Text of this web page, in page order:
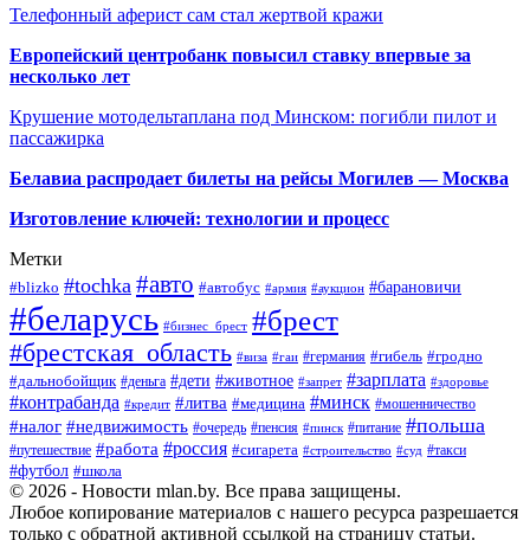
Телефонный аферист сам стал жертвой кражи
Европейский центробанк повысил ставку впервые за
несколько лет
Крушение мотодельтаплана под Минском: погибли пилот и
пассажирка
Белавиа распродает билеты на рейсы Могилев — Москва
Изготовление ключей: технологии и процесс
Метки
#blizko #tochka #авто #автобус #армия #аукцион #барановичи
#беларусь #бизнес_брест #брест
#брестская_область #виза #гаи #германия #гибель #гродно
#дальнобойщик #деньга #дети #животное #запрет #зарплата #здоровье
#контрабанда #кредит #литва #медицина #минск #мошенничество
#налог #недвижимость #очередь #пенсия #пинск #питание #польша
#путешествие #работа #россия #сигарета #строительство #суд #такси
#футбол #школа
© 2026 - Новости mlan.by. Все права защищены.
Любое копирование материалов с нашего ресурса разрешается
только с обратной активной ссылкой на страницу статьи.